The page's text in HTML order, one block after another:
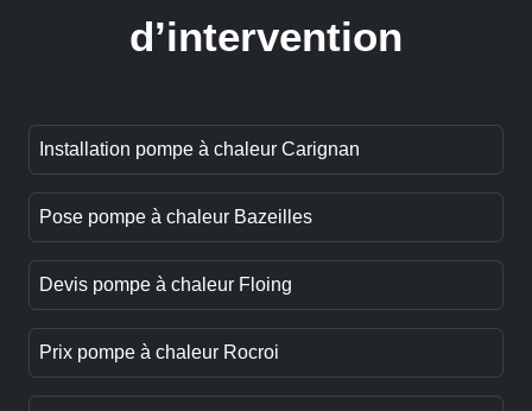
d’intervention
Installation pompe à chaleur Carignan
Pose pompe à chaleur Bazeilles
Devis pompe à chaleur Floing
Prix pompe à chaleur Rocroi